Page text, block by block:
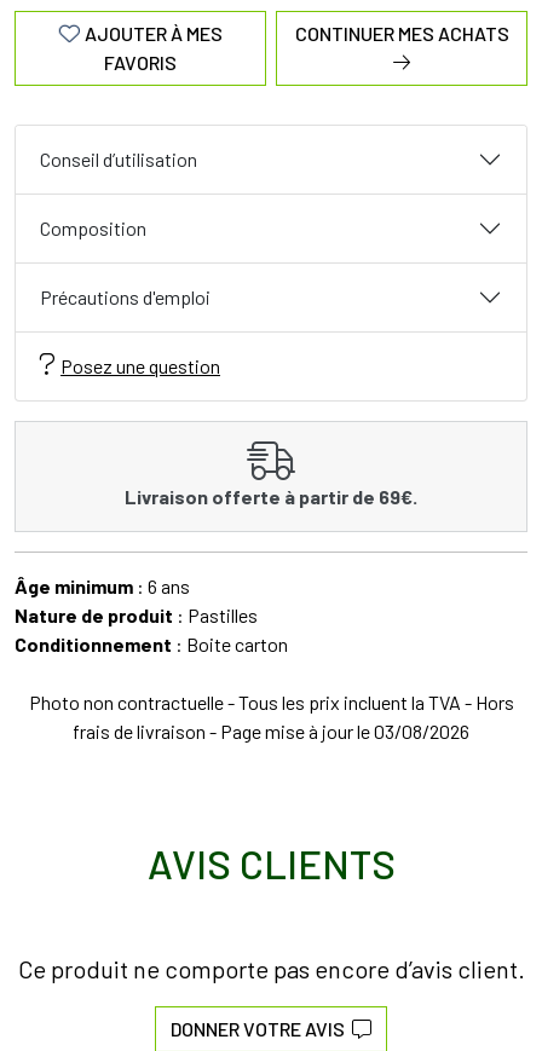
AJOUTER À MES
FAVORIS
CONTINUER MES ACHATS
Conseil d’utilisation
Composition
Précautions d'emploi
Posez une question
Livraison offerte à partir de 69€.
Âge minimum : 6 ans
Nature de produit : Pastilles
Conditionnement : Boite carton
Photo non contractuelle - Tous les prix incluent la TVA - Hors
frais de livraison - Page mise à jour le 03/08/2026
AVIS CLIENTS
Ce produit ne comporte pas encore d’avis client.
DONNER VOTRE AVIS